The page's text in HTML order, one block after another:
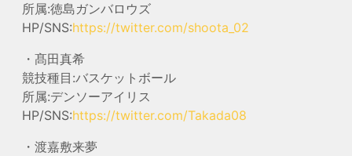
所属:徳島ガンバロウズ
HP/SNS:https://twitter.com/shoota_02
・髙田真希
競技種目:バスケットボール
所属:デンソーアイリス
HP/SNS:https://twitter.com/Takada08
・渡嘉敷来夢